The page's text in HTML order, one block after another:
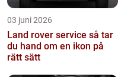
03 juni 2026
Land rover service så tar
du hand om en ikon på
rätt sätt